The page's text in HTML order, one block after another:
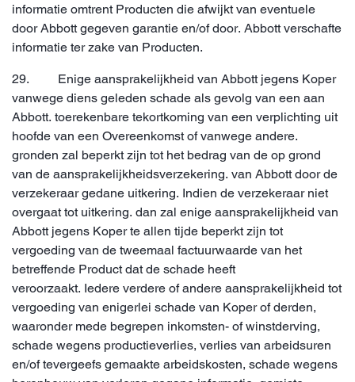
informatie omtrent Producten die afwijkt van eventuele
door Abbott gegeven garantie en/of door. Abbott verschafte
informatie ter zake van Producten.
29. Enige aansprakelijkheid van Abbott jegens Koper
vanwege diens geleden schade als gevolg van een aan
Abbott. toerekenbare tekortkoming van een verplichting uit
hoofde van een Overeenkomst of vanwege andere.
gronden zal beperkt zijn tot het bedrag van de op grond
van de aansprakelijkheidsverzekering. van Abbott door de
verzekeraar gedane uitkering. Indien de verzekeraar niet
overgaat tot uitkering. dan zal enige aansprakelijkheid van
Abbott jegens Koper te allen tijde beperkt zijn tot
vergoeding van de tweemaal factuurwaarde van het
betreffende Product dat de schade heeft
veroorzaakt. Iedere verdere of andere aansprakelijkheid tot
vergoeding van enigerlei schade van Koper of derden,
waaronder mede begrepen inkomsten- of winstderving,
schade wegens productieverlies, verlies van arbeidsuren
en/of tevergeefs gemaakte arbeidskosten, schade wegens